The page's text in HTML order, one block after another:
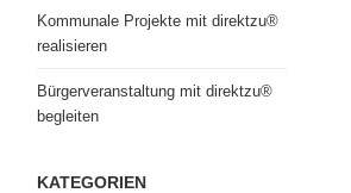
Kommunale Projekte mit direktzu®
realisieren
Bürgerveranstaltung mit direktzu®
begleiten
KATEGORIEN